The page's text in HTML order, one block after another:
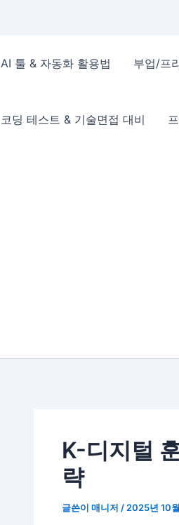
AI 툴 & 자동화 활용법 부업/프
코딩 테스트 & 기술면접 대비
K-디지털
략
글쓴이 매니저 / 2025년 10